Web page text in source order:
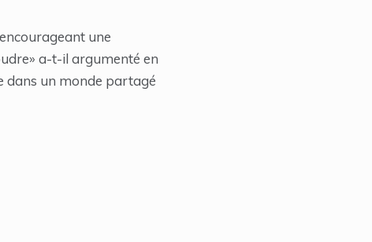
une
a-t-il argumenté en
dans un monde partagé